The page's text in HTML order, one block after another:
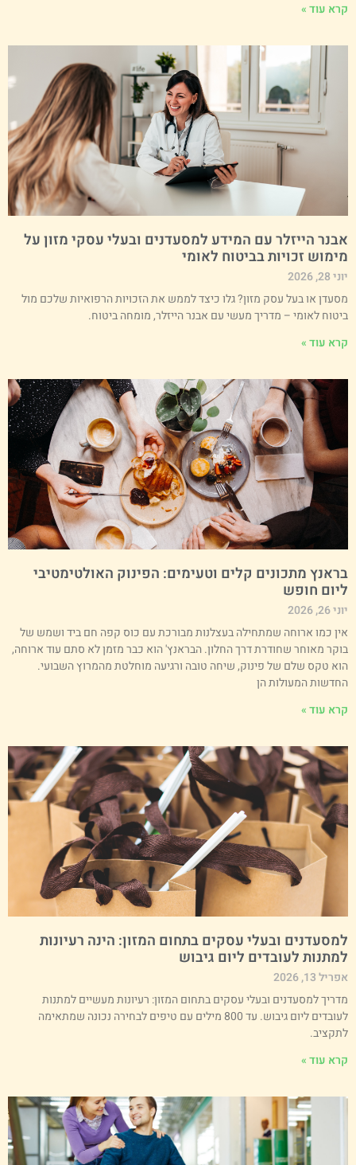
עוד »
הייזלר עם המידע למסעדנים ובעלי עסקי מזון על
זכויות בביטוח לאומי
28, 2026
או בעל עסק מזון? גלו כיצד לממש את הזכויות הרפואיות שלכם מול
לאומי – מדריך מעשי עם אבנר הייזלר, מומחה ביטוח.
עוד »
מתכונים קלים וטעימים: הפינוק האולטימטיבי
חופש
26, 2026
כמו ארוחה שמתחילה בעצלנות מבורכת עם כוס קפה חם ביד ושמש של
מאוחר שחודרת דרך החלון. הבראנץ' הוא כבר מזמן לא סתם עוד ארוחה,
טקס שלם של פינוק, שיחה טובה ורגיעה מוחלטת מהמרוץ השבועי.
המעולות הן
עוד »
ובעלי עסקים בתחום המזון: הינה רעיונות
לעובדים ליום גיבוש
13, 2026
למסעדנים ובעלי עסקים בתחום המזון: רעיונות מעשיים למתנות
לעובדים ליום גיבוש. עד 800 מילים עם טיפים לבחירה נכונה שמתאימה
עוד »